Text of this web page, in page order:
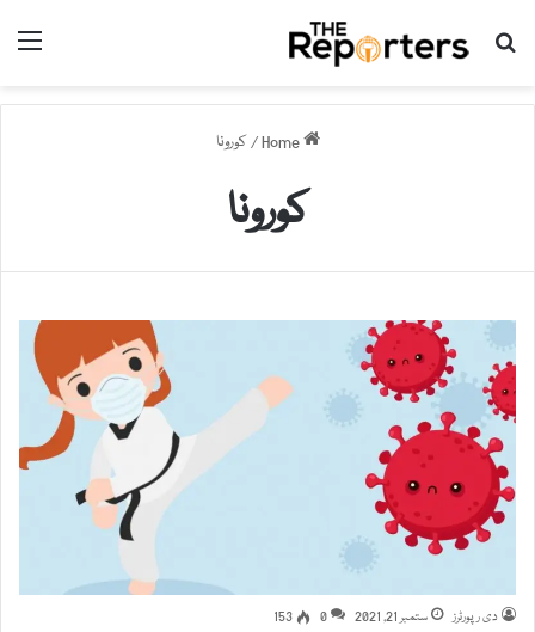
Search for
Home
/کورونا
کورونا
دی رپورٹرز ستمبر 21, 2021 0
153